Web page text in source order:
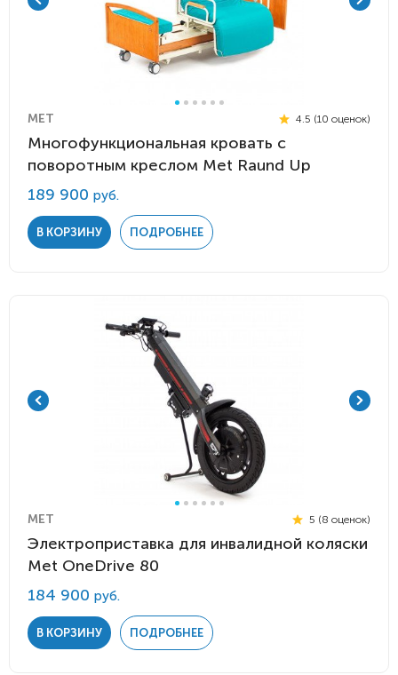
MET 4.5 (10 оценок)
Многофункциональная кровать с
поворотным креслом Мet Raund Up
189 900 руб.
В КОРЗИНУ ПОДРОБНЕЕ
MET 5 (8 оценок)
Электроприставка для инвалидной коляски
Met OneDrive 80
184 900 руб.
В КОРЗИНУ ПОДРОБНЕЕ